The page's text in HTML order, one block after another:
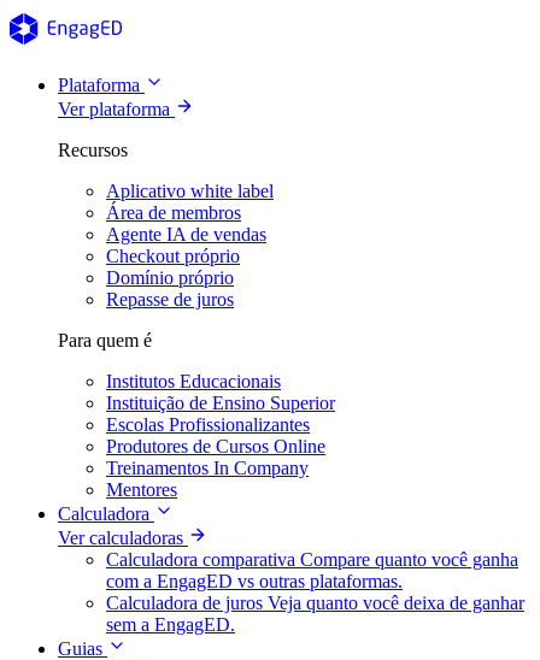
Plataforma
Ver plataforma
Recursos
Aplicativo white label
Área de membros
Agente IA de vendas
Checkout próprio
Domínio próprio
Repasse de juros
Para quem é
Institutos Educacionais
Instituição de Ensino Superior
Escolas Profissionalizantes
Produtores de Cursos Online
Treinamentos In Company
Mentores
Calculadora
Ver calculadoras
Calculadora comparativa Compare quanto você ganha
com a EngagED vs outras plataformas.
Calculadora de juros Veja quanto você deixa de ganhar
sem a EngagED.
Guias